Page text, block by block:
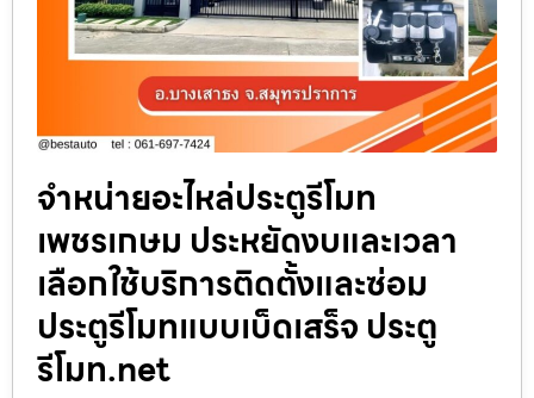
จำหน่ายอะไหล่ประตูรีโมท
เพชรเกษม ประหยัดงบและเวลา
เลือกใช้บริการติดตั้งและซ่อม
ประตูรีโมทแบบเบ็ดเสร็จ ประตู
รีโมท.net